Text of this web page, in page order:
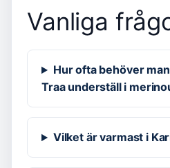
Vanliga
Hur ofta behöver
Traa underställ i
Vilket är varmast i